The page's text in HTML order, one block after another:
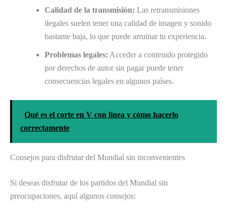
Calidad de la transmisión: Las retransmisiones
ilegales suelen tener una calidad de imagen y sonido
bastante baja, lo que puede arruinar tu experiencia.
Problemas legales: Acceder a contenido protegido
por derechos de autor sin pagar puede tener
consecuencias legales en algunos países.
Qué es el corte en V con línea y cómo hacerlo
correctamente
Consejos para disfrutar del Mundial sin inconvenientes
Si deseas disfrutar de los partidos del Mundial sin
preocupaciones, aquí algunos consejos: